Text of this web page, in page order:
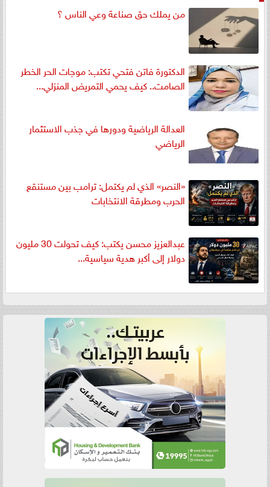
من يملك حق صناعة وعي الناس ؟
الدكتورة فاتن فتحي تكتب: موجات الحر الخطر
الصامت.. كيف يحمي التمريض المنزلي...
العدالة الرياضية ودورها في جذب الاستثمار
الرياضي
«النصر» الذي لم يكتمل: ترامب بين مستنقع
الحرب ومطرقة الانتخابات
عبدالعزيز محسن يكتب: كيف تحولت 30 مليون
دولار إلى أكبر هدية سياسية...